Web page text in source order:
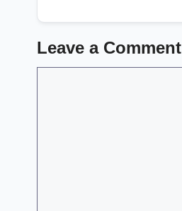
Leave a Comment